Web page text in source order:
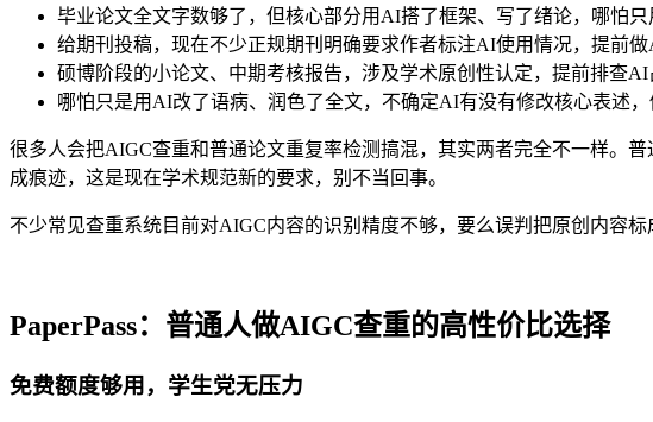
毕业论文全文字数够了，但核心部分用AI搭了框架、写了绪论，哪怕
给期刊投稿，现在不少正规期刊明确要求作者标注AI使用情况，提前
硕博阶段的小论文、中期考核报告，涉及学术原创性认定，提前排查AI
哪怕只是用AI改了语病、润色了全文，不确定AI有没有修改核心表述
很多人会把AIGC查重和普通论文重复率检测搞混，其实两者完全不一样。
成痕迹，这是现在学术规范新的要求，别不当回事。
不少常见查重系统目前对AIGC内容的识别精度不够，要么误判把原创内容
PaperPass：普通人做AIGC查重的高性价比选择
免费额度够用，学生党无压力